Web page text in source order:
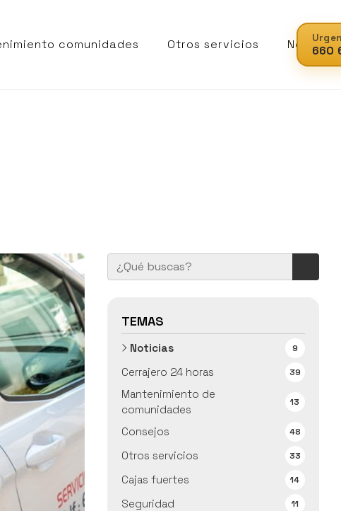
comunidades Otros servicios Noticias
660
TEMAS
Noticias 9
Cerrajero 24 horas 39
Mantenimiento de
comunidades
13
Consejos 48
Otros servicios 33
Cajas fuertes 14
Seguridad 11